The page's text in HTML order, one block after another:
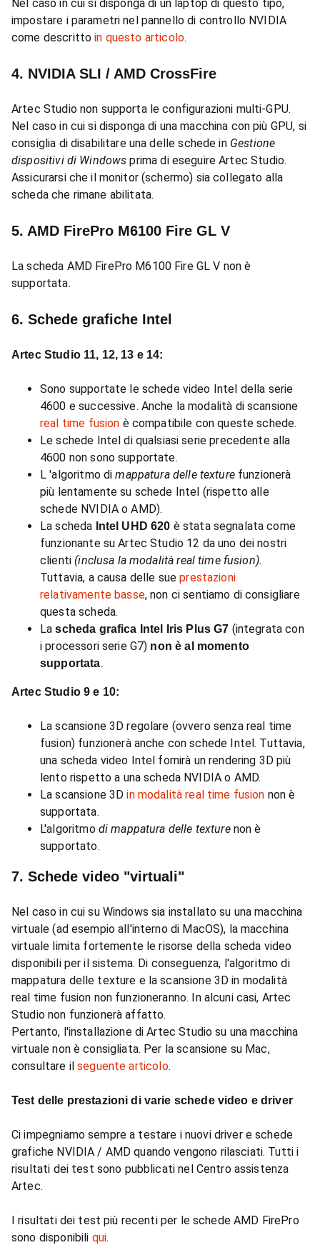
Nel caso in cui si disponga di un laptop di questo tipo,
impostare i parametri nel pannello di controllo NVIDIA
come descrittoin questo articolo.
4. NVIDIA SLI / AMD CrossFire
Artec Studio non supporta le configurazioni multi-GPU.
Nel caso in cui si disponga di una macchina con più GPU, si
consiglia di disabilitare una delle schede in Gestione
dispositivi di Windows prima di eseguire Artec Studio.
Assicurarsi che il monitor (schermo) sia collegato alla
scheda che rimane abilitata.
5. AMD FirePro M6100 Fire GL V
La scheda AMD FirePro M6100 Fire GL V non è
supportata.
6. Schede grafiche Intel
Artec Studio 11, 12, 13 e 14:
Sono supportate le schede video Intel della serie
4600 e successive. Anche la modalità di scansione
real time fusion è compatibile con queste schede.
Le schede Intel di qualsiasi serie precedente alla
4600 non sono supportate.
L 'algoritmo di mappatura delle texturefunzionerà
più lentamente su schede Intel (rispetto alle
schede NVIDIA o AMD).
La scheda Intel UHD 620 è stata segnalata come
funzionante su Artec Studio 12 da uno dei nostri
clienti (inclusa la modalità real time fusion).
Tuttavia, a causa delle sueprestazioni
relativamente basse, non ci sentiamo di consigliare
questa scheda.
La scheda grafica Intel Iris Plus G7 (integrata con
i processori serie G7) non è al momento
supportata.
Artec Studio 9 e 10:
La scansione 3D regolare (ovvero senza real time
fusion) funzionerà anche con schede Intel. Tuttavia,
una scheda video Intel fornirà un rendering 3D più
lento rispetto a una scheda NVIDIA o AMD.
La scansione 3Din modalità real time fusion non è
supportata.
L'algoritmodi mappatura delle texturenon è
supportato.
7. Schede video "virtuali"
Nel caso in cui su Windows sia installato su una macchina
virtuale (ad esempio all'interno di MacOS), la macchina
virtuale limita fortemente le risorse della scheda video
disponibili per il sistema. Di conseguenza, l'algoritmo di
mappatura delle texture e la scansione 3D in modalità
real time fusion non funzioneranno. In alcuni casi, Artec
Studio non funzionerà affatto.
Pertanto, l'installazione di Artec Studio su una macchina
virtuale non è consigliata. Per la scansione su Mac,
consultare ilseguente articolo.
Test delle prestazioni di varie schede video e driver
Ci impegniamo sempre a testare i nuovi driver e schede
grafiche NVIDIA / AMD quando vengono rilasciati. Tutti i
risultati dei test sono pubblicati nel Centro assistenza
Artec.
I risultati dei test più recenti per le schede AMD FirePro
sono disponibili qui.